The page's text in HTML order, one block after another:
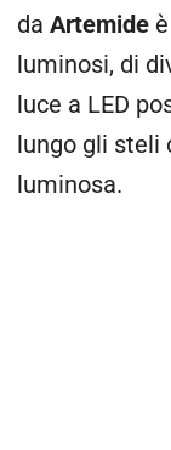
da Artemide
luminosi, di
luce a LED
lungo gli steli
luminosa.